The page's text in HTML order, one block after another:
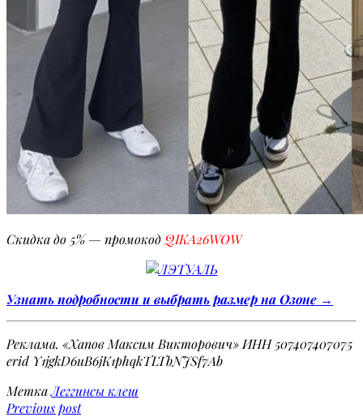
Скидка до 5% — промокодQIKA26WOW
Узнать подробности и выбрать размер на Озоне →
Реклама. «Хапов Максим Викторович» ИНН 507407407075
erid Y1jgkD6uB6jK1phqkTLTbNJSf7Ab
МеткаЛеггинсы клеш
Previous post